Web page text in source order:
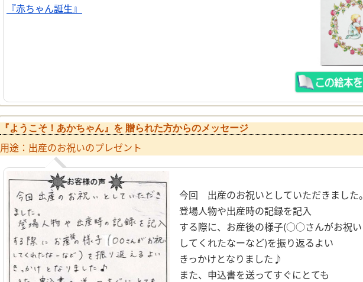
『赤ちゃん誕生』
『ようこそ！あかちゃん』を 贈られた方からのメッセージ
用途：出産のお祝いのプレゼント
今回 出産のお祝いとしていただきました。
登場人物や出産時の記録を記入
する際に、お産後の様子(○○さんがお祝い
してくれたなーなど)を振り返るよい
きっかけとなりました♪
また、申込書を送ってすぐにとても